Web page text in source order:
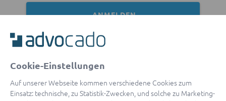
ANMELDEN
Mit Apple anmelden
Cookie-Einstellungen
Auf unserer Webseite kommen verschiedene Cookies zum
Einsatz: technische, zu Statistik-Zwecken, und solche zu Marketing-